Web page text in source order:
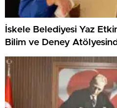
İskele Belediyesi Yaz
Bilim ve Deney
Öne Çıktı